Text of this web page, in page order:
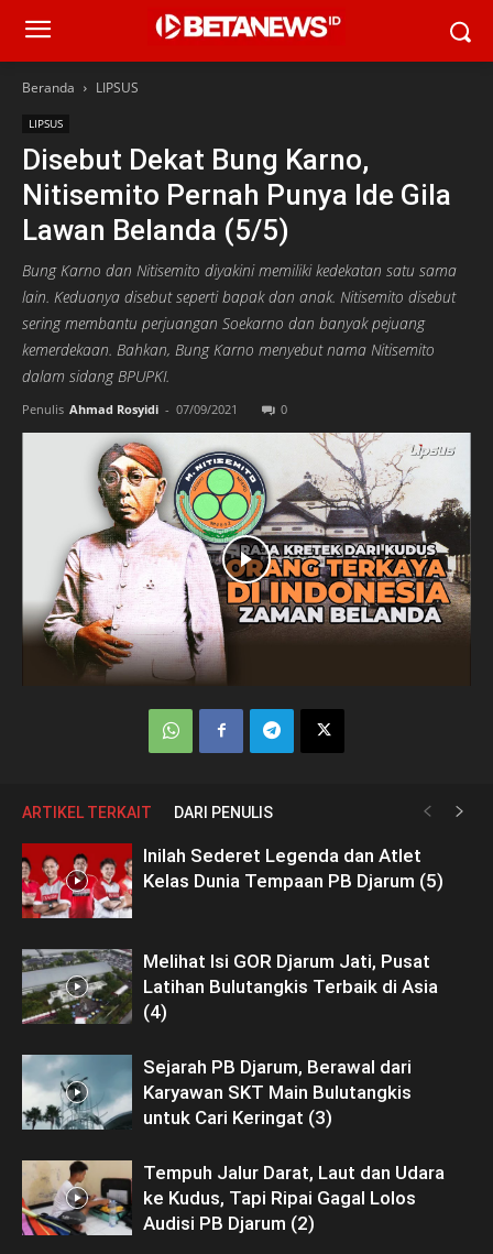
Beranda LIPSUS
LIPSUS
Disebut Dekat Bung Karno,
Nitisemito Pernah Punya Ide Gila
Lawan Belanda (5/5)
Bung Karno dan Nitisemito diyakini memiliki kedekatan satu sama
lain. Keduanya disebut seperti bapak dan anak. Nitisemito disebut
sering membantu perjuangan Soekarno dan banyak pejuang
kemerdekaan. Bahkan, Bung Karno menyebut nama Nitisemito
dalam sidang BPUPKI.
Penulis Ahmad Rosyidi - 07/09/2021 0
ARTIKEL TERKAIT DARI PENULIS
Inilah Sederet Legenda dan Atlet
Kelas Dunia Tempaan PB Djarum (5)
Melihat Isi GOR Djarum Jati, Pusat
Latihan Bulutangkis Terbaik di Asia
(4)
Sejarah PB Djarum, Berawal dari
Karyawan SKT Main Bulutangkis
untuk Cari Keringat (3)
Tempuh Jalur Darat, Laut dan Udara
ke Kudus, Tapi Ripai Gagal Lolos
Audisi PB Djarum (2)